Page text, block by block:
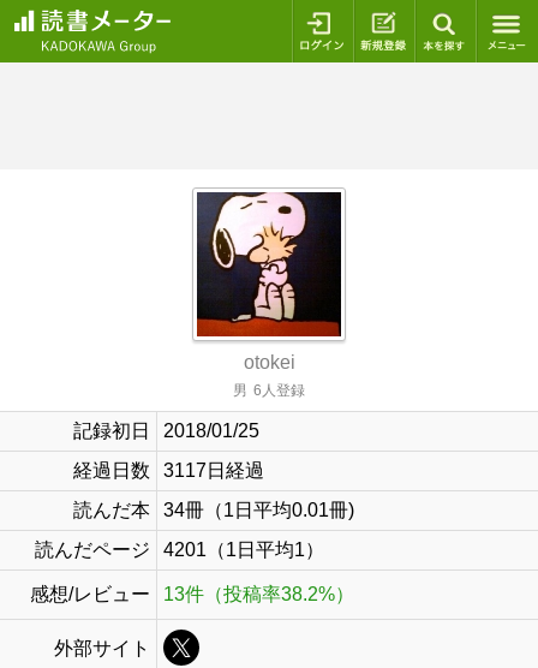
ログイン 新規登録
otokei
男 6人登録
記録初日
2018/01/25
経過日数
3117日経過
読んだ本
34冊（1日平均0.01冊)
読んだページ
4201（1日平均1）
感想/レビュー 13件（投稿率38.2%）
外部サイト